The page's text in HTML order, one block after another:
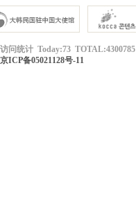
访问统计 Today:73 TOTAL:4300785
京ICP备05021128号-11